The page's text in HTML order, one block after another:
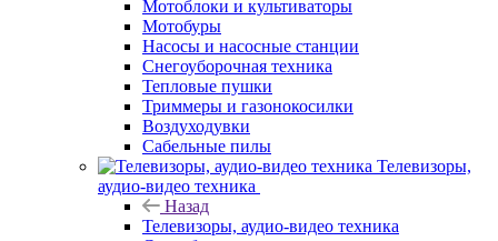
Мотоблоки и культиваторы
Мотобуры
Насосы и насосные станции
Снегоуборочная техника
Тепловые пушки
Триммеры и газонокосилки
Воздуходувки
Сабельные пилы
Телевизоры,
аудио-видео техника
Назад
Телевизоры, аудио-видео техника